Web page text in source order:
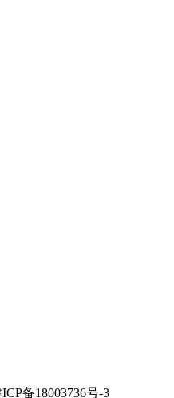
备18003736号-3